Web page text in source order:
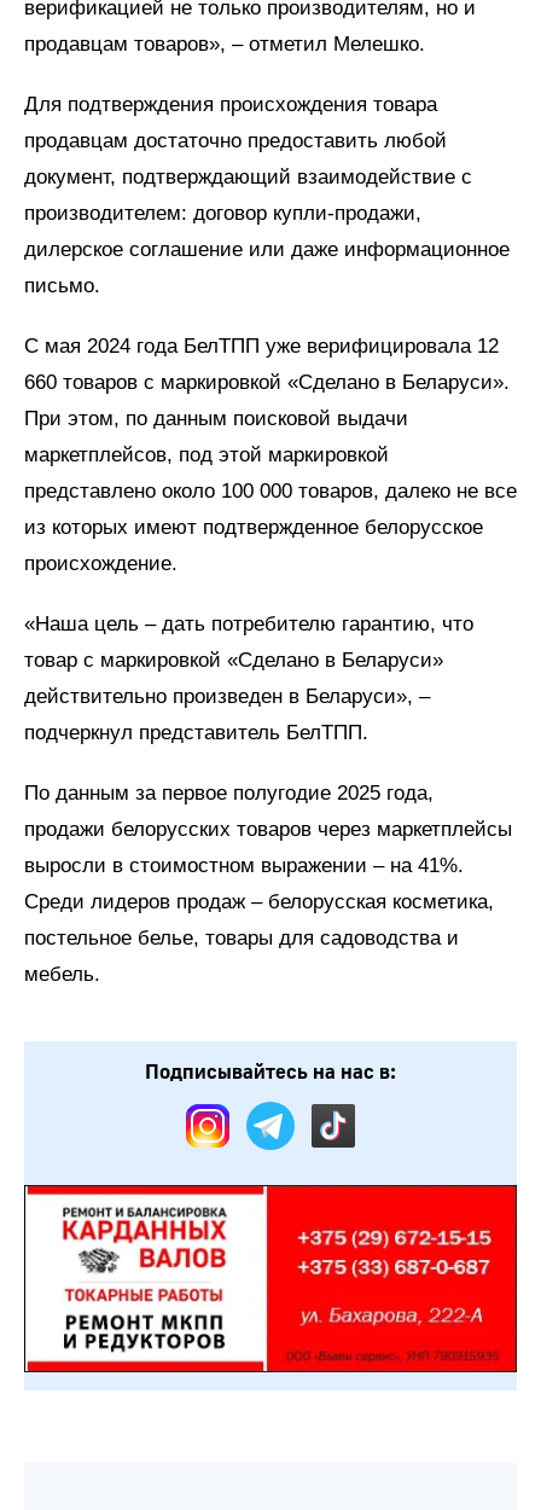
верификацией не только производителям, но и
продавцам товаров», – отметил Мелешко.
Для подтверждения происхождения товара
продавцам достаточно предоставить любой
документ, подтверждающий взаимодействие с
производителем: договор купли-продажи,
дилерское соглашение или даже информационное
письмо.
С мая 2024 года БелТПП уже верифицировала 12
660 товаров с маркировкой «Сделано в Беларуси».
При этом, по данным поисковой выдачи
маркетплейсов, под этой маркировкой
представлено около 100 000 товаров, далеко не все
из которых имеют подтвержденное белорусское
происхождение.
«Наша цель – дать потребителю гарантию, что
товар с маркировкой «Сделано в Беларуси»
действительно произведен в Беларуси», –
подчеркнул представитель БелТПП.
По данным за первое полугодие 2025 года,
продажи белорусских товаров через маркетплейсы
выросли в стоимостном выражении – на 41%.
Среди лидеров продаж – белорусская косметика,
постельное белье, товары для садоводства и
мебель.
Подписывайтесь на нас в: